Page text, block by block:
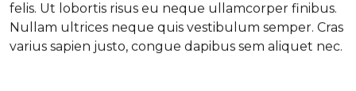
felis. Ut lobortis risus eu neque ullamcorper finibus.
Nullam ultrices neque quis vestibulum semper. Cras
varius sapien justo, congue dapibus sem aliquet nec.